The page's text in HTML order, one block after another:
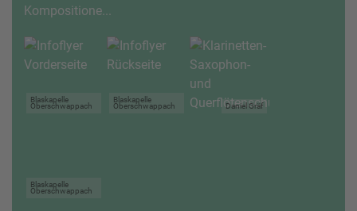
Kompositione...
Blaskapelle
Oberschwappach
Blaskapelle
Oberschwappach Daniel Gräf
Blaskapelle
Oberschwappach